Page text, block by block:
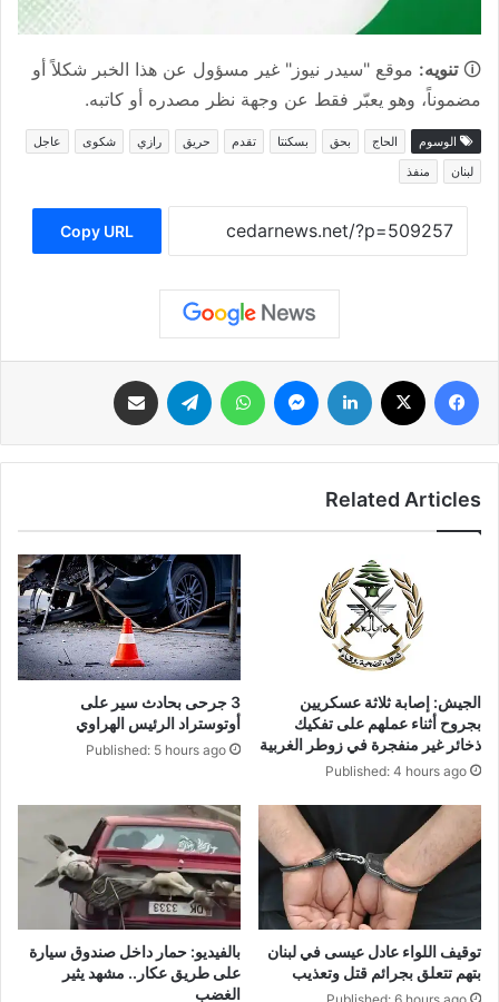
🛈تنويه: موقع "سيدر نيوز" غير مسؤول عن هذا الخبر شكلاً أو
مضموناً، وهو يعبّر فقط عن وجهة نظر مصدره أو كاتبه.
الوسوم الحاج بحق بسكنتا تقدم حريق رازي شكوى
عاجل
لبنان
منفذ
Copy URL
فيسبوك لينكدإن ماسنجر واتساب تيلقرام
Related Articles
الجيش: إصابة ثلاثة عسكريين
بجروح أثناء عملهم على تفكيك
ذخائر غير منفجرة في زوطر الغربية
Published: 4 hours ago
3 جرحى بحادث سير على
أوتوستراد الرئيس الهراوي
Published: 5 hours ago
توقيف اللواء عادل عيسى في لبنان
بتهم تتعلق بجرائم قتل وتعذيب
بالفيديو: حمار داخل صندوق سيارة
على طريق عكار.. مشهد يثير
الغضب